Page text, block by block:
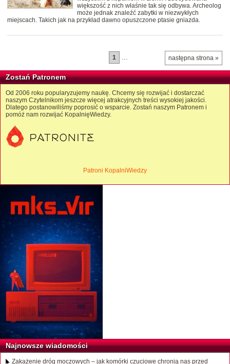
większość z nich właśnie tak się odbywa. Archeolog
może jednak znaleźć zabytki w niezwykłych
miejscach. Takich jak na przykład dawno opuszczone ptasie gniazda.
następna strona »
1 …
Zostań Patronem
Od 2006 roku popularyzujemy naukę. Chcemy się rozwijać i dostarczać
naszym Czytelnikom jeszcze więcej atrakcyjnych treści wysokiej jakości.
Dlatego postanowiliśmy poprosić o wsparcie. Zostań naszym Patronem i
pomóż nam rozwijać KopalnięWiedzy.
Patroni KopalniWiedzy
Najnowsze wiadomości
Zakażenie dróg moczowych – jak komórki czuciowe chronią nas przed